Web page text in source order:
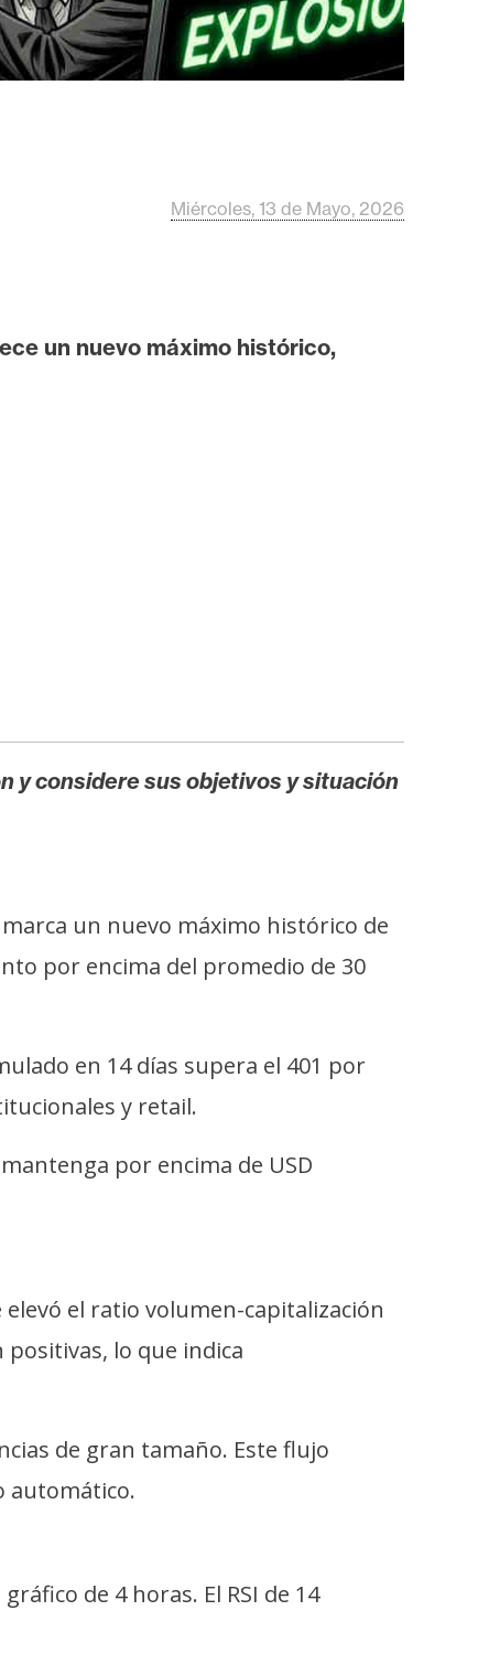
Miércoles, 13 de Mayo, 2026
un nuevo máximo histórico,
y considere sus objetivos y situación
un nuevo máximo histórico de
por encima del promedio de 30
en 14 días supera el 401 por
y retail.
por encima de USD
el ratio volumen-capitalización
lo que indica
de gran tamaño. Este flujo
automático.
de 4 horas. El RSI de 14